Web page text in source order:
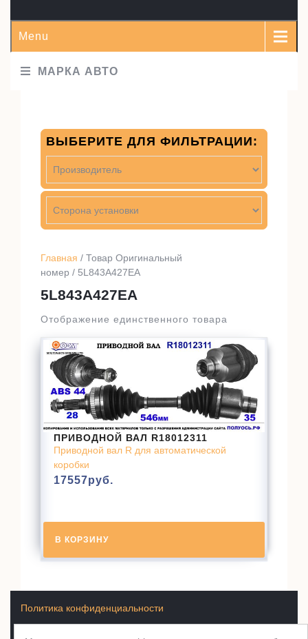
Menu
МАРКА АВТО
Главная / Товар Оригинальный
номер / 5L843A427EA
5L843A427EA
Отображение единственного товара
ПРИВОДНОЙ ВАЛ R18012311
Приводной вал R для автоматической
коробки
17557руб.
В КОРЗИНУ
ВЫБЕРИТЕ ДЛЯ ФИЛЬТРАЦИИ:
Политика конфиденциальности